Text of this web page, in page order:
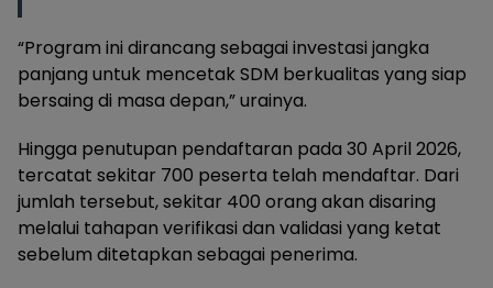
“Program ini dirancang sebagai investasi jangka
panjang untuk mencetak SDM berkualitas yang siap
bersaing di masa depan,” urainya.
Hingga penutupan pendaftaran pada 30 April 2026,
tercatat sekitar 700 peserta telah mendaftar. Dari
jumlah tersebut, sekitar 400 orang akan disaring
melalui tahapan verifikasi dan validasi yang ketat
sebelum ditetapkan sebagai penerima.